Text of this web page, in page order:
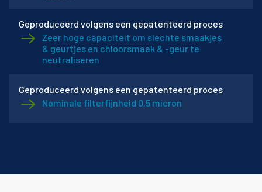
Geproduceerd volgens een gepatenteerd proces
Zeer hoge capaciteit om slechte smaakjes
& geurtjes en chloorsmaak & -geur te
neutraliseren
Geproduceerd volgens een gepatenteerd proces
Nominale filterfijnheid 0,5 micron